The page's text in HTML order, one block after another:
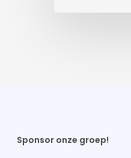
Sponsor onze groep!